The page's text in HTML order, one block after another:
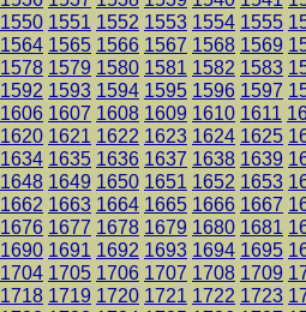
1550 1551 1552 1553 1554 1555
1564 1565 1566 1567 1568 1569
1578 1579 1580 1581 1582 1583
1592 1593 1594 1595 1596 1597
1606 1607 1608 1609 1610 1611
1620 1621 1622 1623 1624 1625
1634 1635 1636 1637 1638 1639
1648 1649 1650 1651 1652 1653
1662 1663 1664 1665 1666 1667
1676 1677 1678 1679 1680 1681
1690 1691 1692 1693 1694 1695
1704 1705 1706 1707 1708 1709
1718 1719 1720 1721 1722 1723